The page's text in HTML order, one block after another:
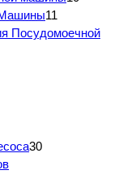
11
Посудомоечной
30